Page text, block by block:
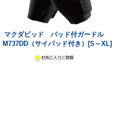
マクダビッド パッド付ガードル
M737DD（サイパッド付き）[S～XL]